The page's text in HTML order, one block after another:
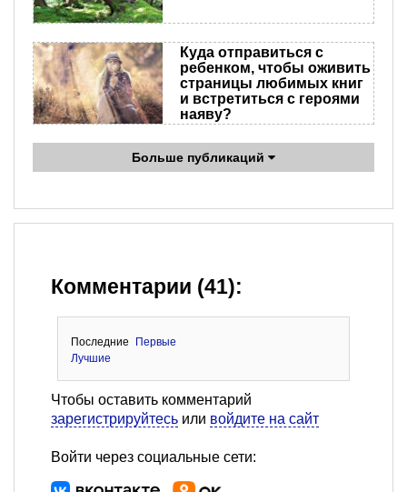
Куда отправиться с
ребенком, чтобы оживить
страницы любимых книг
и встретиться с героями
наяву?
Больше публикаций
Комментарии (41):
Последние
Первые
Лучшие
Чтобы оставить комментарий
зарегистрируйтесь или войдите на сайт
Войти через социальные сети: